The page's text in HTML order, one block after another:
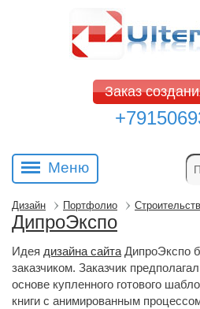
Заказ
Меню
Дизайн Портфолио
ДипроЭкспо
Идея дизайна сайта ДипроЭкспо
заказчиком. Заказчик предполагал
основе купленного готового
книги с анимированным